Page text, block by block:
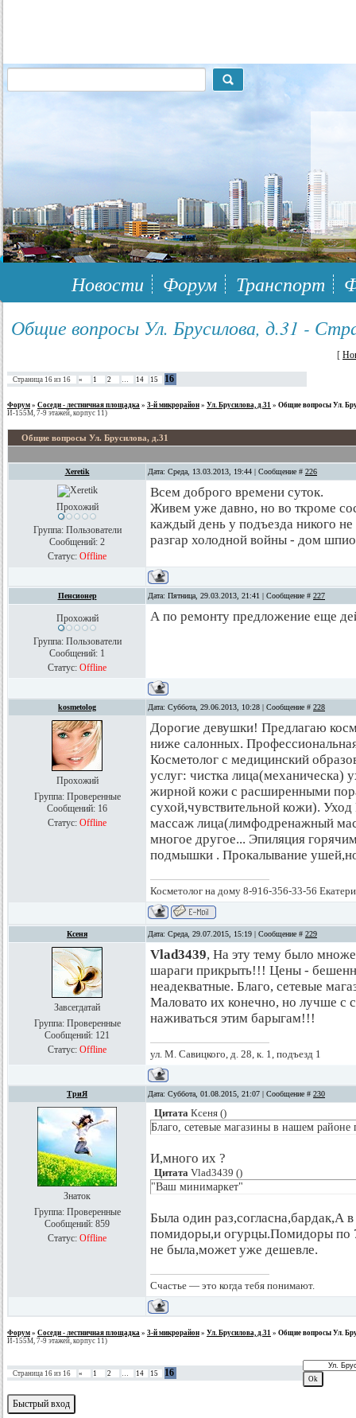
117148, г.Москва, ЮЗАО, муниципальный район Южное Бутово
Новости Форум Транспорт
Общие вопросы Ул. Брусилова, д.31 -
[
Страница 16 из 16 « 1 2 … 14 15 16
Форум » Соседи - лестничная площадка » 3-й микрорайон » Ул. Брусилова, д.31 » Общие вопросы Ул.
И-155М, 7-9 этажей, корпус 11)
Общие вопросы Ул. Брусилова, д.31
Xeretik Дата: Среда, 13.03.2013, 19:44 | Сообщение # 226
Прохожий
Группа: Пользователи
Сообщений: 2
Статус: Offline
Всем доброго времени суток.
Живем уже давно, но во ткроме
каждый день у подъезда никого
разгар холодной войны - дом
Пенсионер Дата: Пятница, 29.03.2013, 21:41 | Сообщение # 227
Прохожий
Группа: Пользователи
Сообщений: 1
Статус: Offline
А по ремонту предложение еще
kosmetolog Дата: Суббота, 29.06.2013, 10:28 | Сообщение # 228
Прохожий
Группа: Проверенные
Сообщений: 16
Статус: Offline
Дорогие девушки! Предлагаю
ниже салонных.
Косметолог с медицинский
услуг: чистка лица(механическа)
жирной кожи с расширенными
сухой,чувствительной кожи).
массаж лица(лимфодренажный
многое другое... Эпиляция
подмышки . Прокалывание
Косметолог на дому 8-916-356-33-56
Ксеня Дата: Среда, 29.07.2015, 15:19 | Сообщение # 229
Завсегдатай
Группа: Проверенные
Сообщений: 121
Статус: Offline
Vlad3439, На эту тему было
шараги прикрыть!!! Цены -
неадекватные. Благо, сетевые
Маловато их конечно, но лучше с
наживаться этим барыгам!!!
ул. М. Савицкого, д. 28, к. 1, подъезд 1
ТриЯ Дата: Суббота, 01.08.2015, 21:07 | Сообщение # 230
Знаток
Группа: Проверенные
Сообщений: 859
Статус: Offline
Цитата Ксеня ()
Благо, сетевые магазины в нашем районе
И,много их ?
Цитата Vlad3439 ()
"Ваш минимаркет"
Была один раз,согласна,бардак,А
помидоры,и огурцы.Помидоры по
не была,может уже дешевле.
Счастье — это когда тебя понимают.
Форум » Соседи - лестничная площадка » 3-й микрорайон » Ул. Брусилова, д.31 » Общие вопросы Ул.
И-155М, 7-9 этажей, корпус 11)
Страница 16 из 16 « 1 2 … 14 15 16